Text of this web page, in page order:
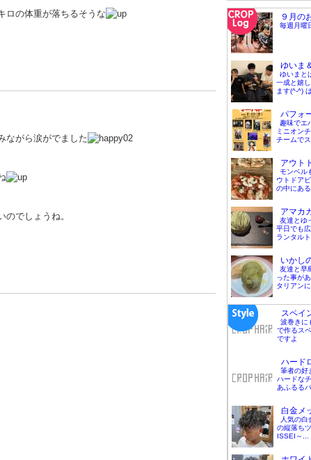
ロの体重が落ちるそうな
ながら涙がでました
でしょうね。
９月の
毎週月曜
ゆいま
ゆいまと
一成と嬉
ます(^-^)
パフォ
趣味でエ
ミニオン
チームで
アウト
モンベル
ウトドア
の中にあ
アマカ
友達とゆ
平日でも
ランタル
いかし
友達と早
った事が
タリアン
スペイ
波巻きに
で作るス
で
ハード
筆者の好
ハードな
あふるる
白金メ
人気の白
の縦
ISSEI～...